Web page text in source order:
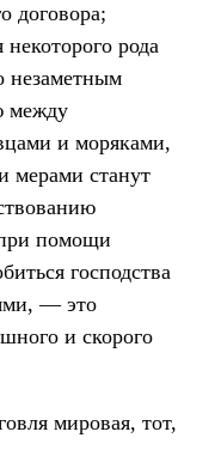
договора;
некоторого рода
незаметным
между
и моряками,
мерами станут
помощи
господства
— это
и скорого
мировая, тот,